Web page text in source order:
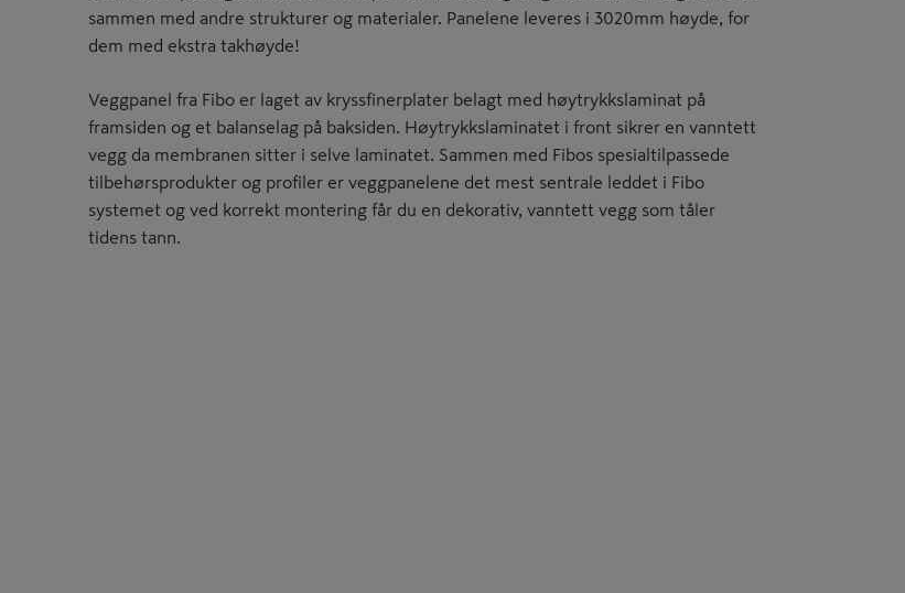
sammen med andre strukturer og materialer. Panelene leveres i 3020mm høyde, for
dem med ekstra takhøyde!
Veggpanel fra Fibo er laget av kryssfinerplater belagt med høytrykkslaminat på
framsiden og et balanselag på baksiden. Høytrykkslaminatet i front sikrer en vanntett
vegg da membranen sitter i selve laminatet. Sammen med Fibos spesialtilpassede
tilbehørsprodukter og profiler er veggpanelene det mest sentrale leddet i Fibo
systemet og ved korrekt montering får du en dekorativ, vanntett vegg som tåler
tidens tann.